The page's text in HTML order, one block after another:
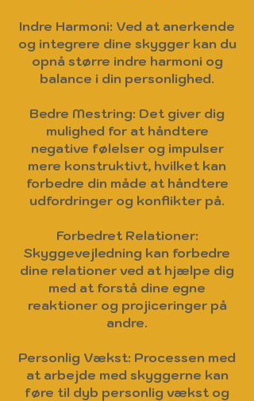
Indre Harmoni: Ved at anerkende
og integrere dine skygger kan du
opnå større indre harmoni og
balance i din personlighed.
Bedre Mestring: Det giver dig
mulighed for at håndtere
negative følelser og impulser
mere konstruktivt, hvilket kan
forbedre din måde at håndtere
udfordringer og konflikter på.
Forbedret Relationer:
Skyggevejledning kan forbedre
dine relationer ved at hjælpe dig
med at forstå dine egne
reaktioner og projiceringer på
andre.
Personlig Vækst: Processen med
at arbejde med skyggerne kan
føre til dyb personlig vækst og